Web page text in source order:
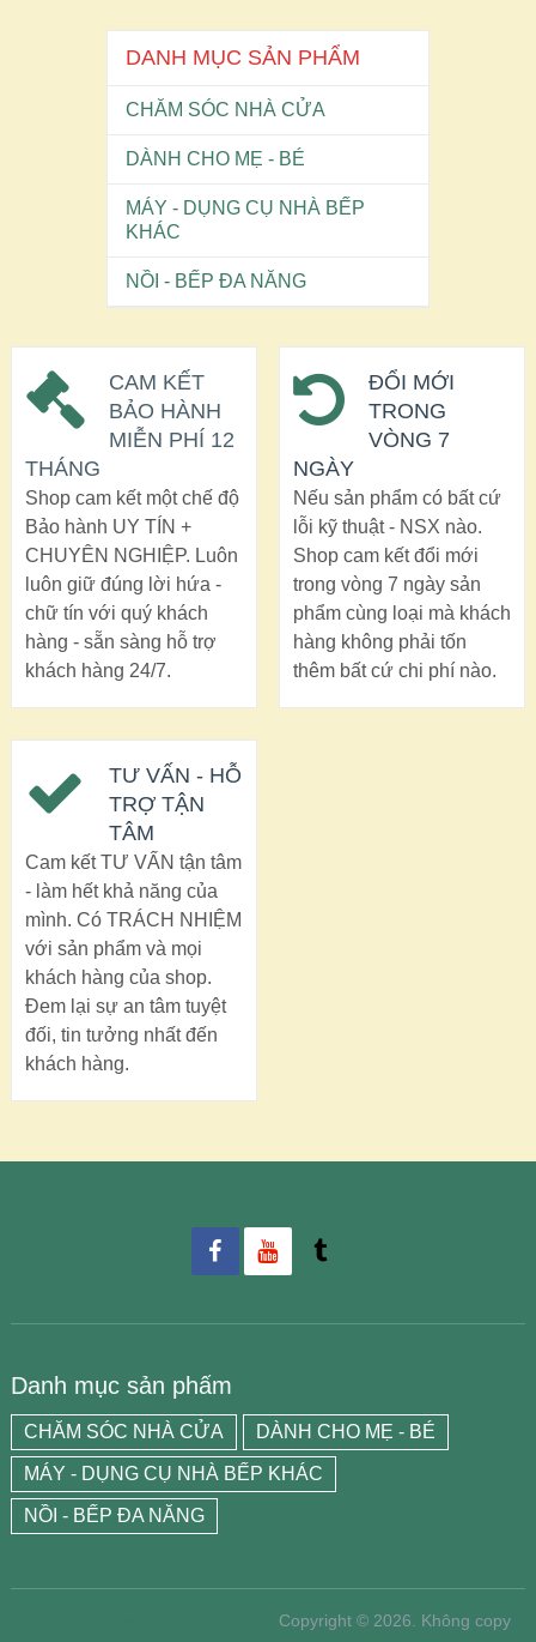
DANH MỤC SẢN PHẨM
CHĂM SÓC NHÀ CỬA
DÀNH CHO MẸ - BÉ
MÁY - DỤNG CỤ NHÀ BẾP
KHÁC
NỒI - BẾP ĐA NĂNG
CAM KẾT
BẢO HÀNH
MIỄN PHÍ 12
THÁNG
Shop cam kết một chế độ
Bảo hành UY TÍN +
CHUYÊN NGHIỆP. Luôn
luôn giữ đúng lời hứa -
chữ tín với quý khách
hàng - sẵn sàng hỗ trợ
khách hàng 24/7.
ĐỔI MỚI
TRONG
VÒNG 7
NGÀY
Nếu sản phẩm có bất cứ
lỗi kỹ thuật - NSX nào.
Shop cam kết đổi mới
trong vòng 7 ngày sản
phẩm cùng loại mà khách
hàng không phải tốn
thêm bất cứ chi phí nào.
TƯ VẤN - HỖ
TRỢ TẬN
TÂM
Cam kết TƯ VẤN tận tâm
- làm hết khả năng của
mình. Có TRÁCH NHIỆM
với sản phẩm và mọi
khách hàng của shop.
Đem lại sự an tâm tuyệt
đối, tin tưởng nhất đến
khách hàng.
Danh mục sản phẩm
CHĂM SÓC NHÀ CỬA DÀNH CHO MẸ - BÉ
MÁY - DỤNG CỤ NHÀ BẾP KHÁC
NỒI - BẾP ĐA NĂNG
Copyright © 2026.
Không copy